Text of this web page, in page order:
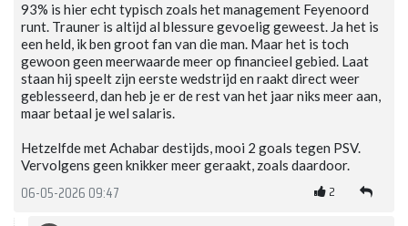
93% is hier echt typisch zoals het management Feyenoord
runt. Trauner is altijd al blessure gevoelig geweest. Ja het is
een held, ik ben groot fan van die man. Maar het is toch
gewoon geen meerwaarde meer op financieel gebied. Laat
staan hij speelt zijn eerste wedstrijd en raakt direct weer
geblesseerd, dan heb je er de rest van het jaar niks meer aan,
maar betaal je wel salaris.
Hetzelfde met Achabar destijds, mooi 2 goals tegen PSV.
Vervolgens geen knikker meer geraakt, zoals daardoor.
06-05-2026 09:47 2